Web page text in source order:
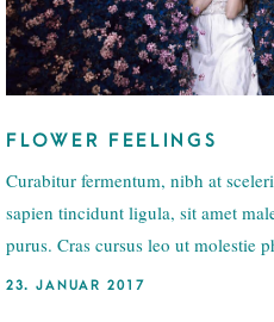
FLOWER FEELINGS
Curabitur fermentum, nibh at
sapien tincidunt ligula, sit amet
purus. Cras cursus leo ut molestie
23. JANUAR 2017